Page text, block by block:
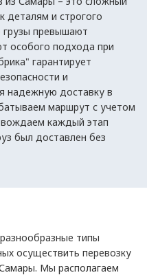
деталям и строгого
грузы превышают
особого подхода при
гарантирует
и
надежную доставку в
маршрут с учетом
каждый этап
был доставлен без
типы
осуществить перевозку
Мы располагаем